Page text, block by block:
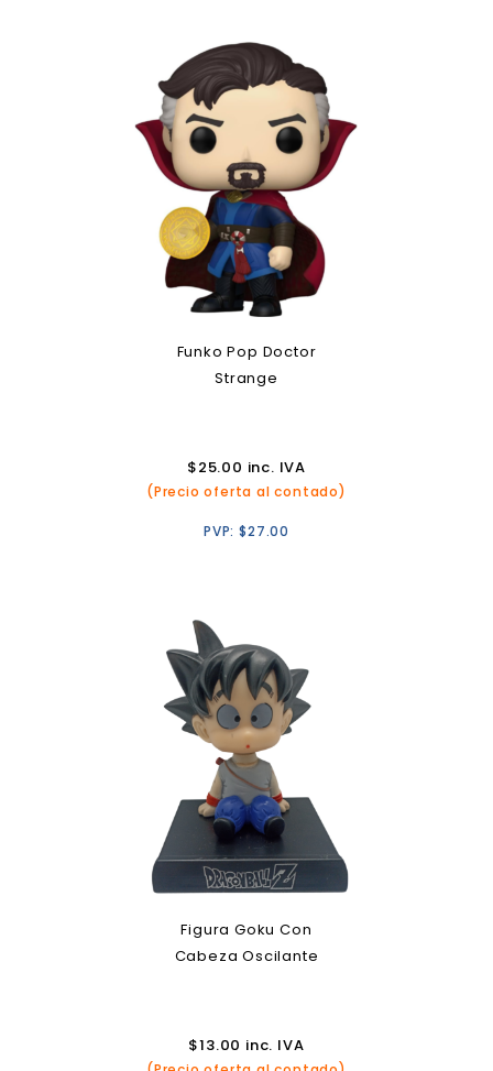
Funko Pop Doctor
Strange
$25.00 inc. IVA
(Precio oferta al contado)
PVP:$27.00
Figura Goku Con
Cabeza Oscilante
$13.00 inc. IVA